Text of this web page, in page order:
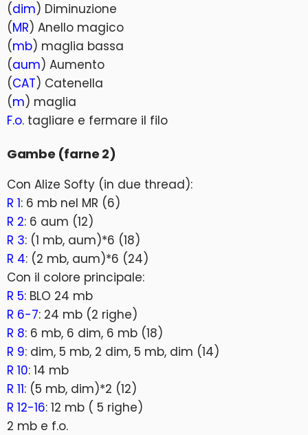
(dim) Diminuzione
(MR) Anello magico
(mb) maglia bassa
(aum) Aumento
(CAT) Catenella
(m) maglia
F.o. tagliare e fermare il filo
Gambe (farne 2)
Con Alize Softy (in due thread):
R 1: 6 mb nel MR (6)
R 2: 6 aum (12)
R 3: (1 mb, aum)*6 (18)
R 4: (2 mb, aum)*6 (24)
Con il colore principale:
R 5: BLO 24 mb
R 6-7: 24 mb (2 righe)
R 8: 6 mb, 6 dim, 6 mb (18)
R 9: dim, 5 mb, 2 dim, 5 mb, dim (14)
R 10: 14 mb
R 11: (5 mb, dim)*2 (12)
R 12-16: 12 mb ( 5 righe)
2 mb e f.o.